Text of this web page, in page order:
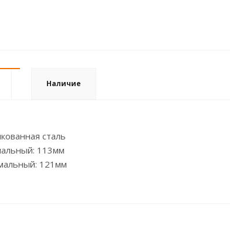
Наличие
сталь
113мм
121мм